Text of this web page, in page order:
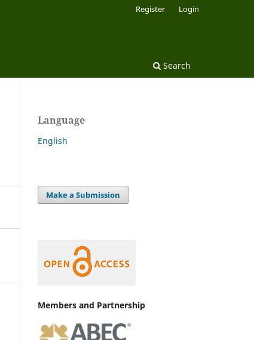
Search
Register Login
Language
English
Make a Submission
Members and Partnership